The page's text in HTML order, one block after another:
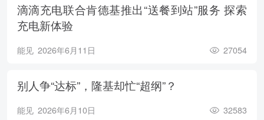
滴滴充电联合肯德基推出“送餐到站”服务 探索
充电新体验
能见 2026年6月11日 27054
别人争“达标”，隆基却忙“超纲”？
能见 2026年6月10日 32583